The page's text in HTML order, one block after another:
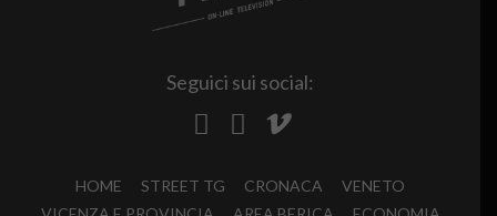
Seguici sui social:
HOME STREET TG CRONACA
VENETO